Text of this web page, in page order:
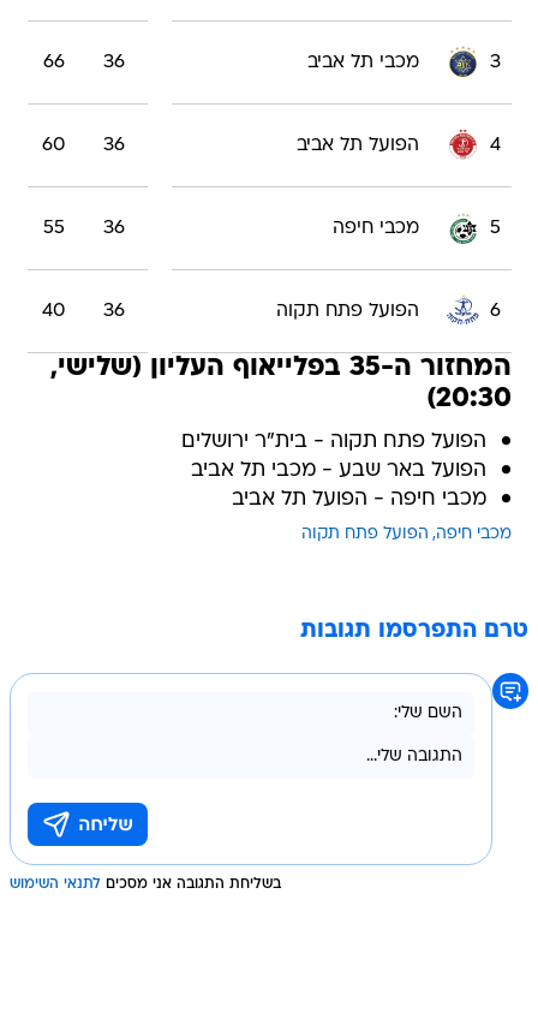
3 מכבי תל אביב 36
66
4 הפועל תל אביב 36
60
5 מכבי חיפה 36
55
6 הפועל פתח תקוה 36
40
המחזור ה-35 בפלייאוף העליון (שלישי,
20:30)
הפועל פתח תקוה - בית"ר ירושלים
הפועל באר שבע - מכבי תל אביב
מכבי חיפה - הפועל תל אביב
מכבי חיפה הפועל פתח תקוה
טרם התפרסמו תגובות
בשליחת התגובה אני מסכים לתנאי השימוש